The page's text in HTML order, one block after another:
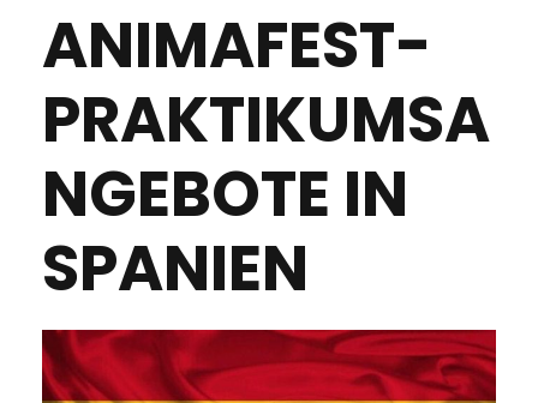
ANIMAFEST-
PRAKTIKUMSA
NGEBOTE IN
SPANIEN